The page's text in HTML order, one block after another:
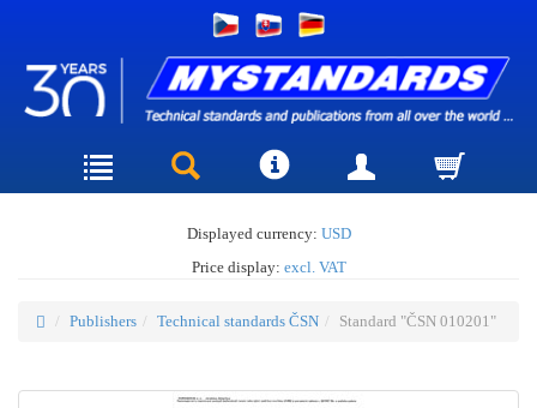
Displayed currency: USD
Price display: excl. VAT
Publishers Technical standards ČSN Standard "ČSN 010201"